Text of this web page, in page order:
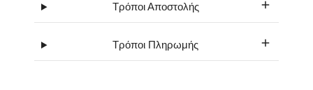
Τρόποι Αποστολής
Τρόποι Πληρωμής